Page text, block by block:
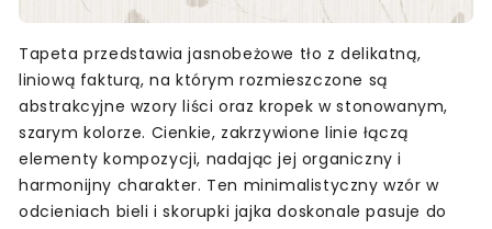
Tapeta przedstawia jasnobeżowe tło z delikatną,
liniową fakturą, na którym rozmieszczone są
abstrakcyjne wzory liści oraz kropek w stonowanym,
szarym kolorze. Cienkie, zakrzywione linie łączą
elementy kompozycji, nadając jej organiczny i
harmonijny charakter. Ten minimalistyczny wzór w
odcieniach bieli i skorupki jajka doskonale pasuje do